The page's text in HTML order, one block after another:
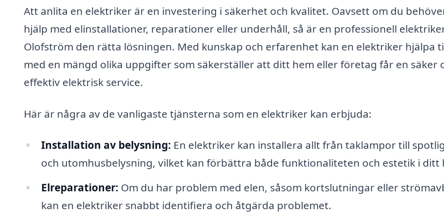
Att anlita en elektriker är en investering i säkerhet och kvalitet. Oavsett om du
hjälp med elinstallationer, reparationer eller underhåll, så är en professionell
Olofström den rätta lösningen. Med kunskap och erfarenhet kan en elektriker hjälpa
med en mängd olika uppgifter som säkerställer att ditt hem eller företag får en säker
effektiv elektrisk service.
Här är några av de vanligaste tjänsterna som en elektriker kan erbjuda:
Installation av belysning: En elektriker kan installera allt från taklampor till
och utomhusbelysning, vilket kan förbättra både funktionaliteten och estetik i ditt
Elreparationer: Om du har problem med elen, såsom kortslutningar eller
kan en elektriker snabbt identifiera och åtgärda problemet.